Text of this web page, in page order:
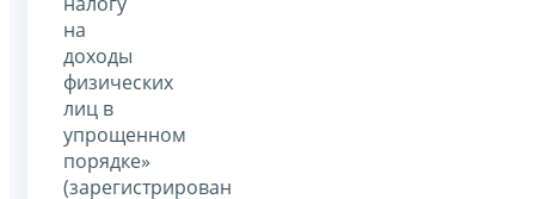
на
доходы
физических
лиц в
упрощенном
порядке»
(зарегистрирован